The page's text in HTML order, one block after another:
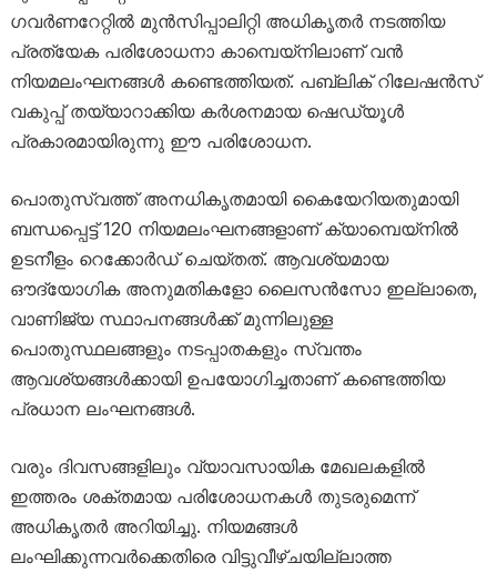
ഗവർണറേറ്റിൽ മുൻസിപ്പാലിറ്റി അധികൃതർ നടത്തിയ
പ്രത്യേക പരിശോധനാ കാമ്പെയ്നിലാണ് വൻ
നിയമലംഘനങ്ങൾ കണ്ടെത്തിയത്. പബ്ലിക് റിലേഷൻസ്
വകുപ്പ് തയ്യാറാക്കിയ കർശനമായ ഷെഡ്യൂൾ
പ്രകാരമായിരുന്നു ഈ പരിശോധന.
പൊതുസ്വത്ത് അനധികൃതമായി കൈയേറിയതുമായി
ബന്ധപ്പെട്ട് 120 നിയമലംഘനങ്ങളാണ് ക്യാമ്പെയ്നിൽ
ഉടനീളം റെക്കോർഡ് ചെയ്തത്. ആവശ്യമായ
ഔദ്യോഗിക അനുമതികളോ ലൈസൻസോ ഇല്ലാതെ,
വാണിജ്യ സ്ഥാപനങ്ങൾക്ക് മുന്നിലുള്ള
പൊതുസ്ഥലങ്ങളും നടപ്പാതകളും സ്വന്തം
ആവശ്യങ്ങൾക്കായി ഉപയോഗിച്ചതാണ് കണ്ടെത്തിയ
പ്രധാന ലംഘനങ്ങൾ.
വരും ദിവസങ്ങളിലും വ്യാവസായിക മേഖലകളിൽ
ഇത്തരം ശക്തമായ പരിശോധനകൾ തുടരുമെന്ന്
അധികൃതർ അറിയിച്ചു. നിയമങ്ങൾ
ലംഘിക്കുന്നവർക്കെതിരെ വിട്ടുവീഴ്ചയില്ലാത്ത